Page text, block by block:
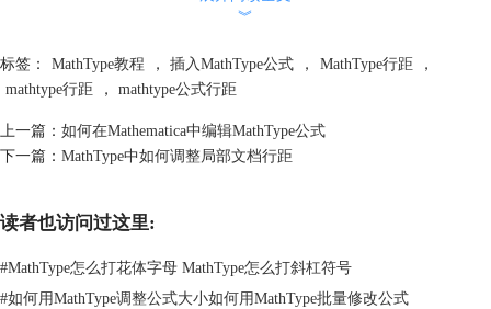
3.选中“无网格”，然后单击“确定”按钮，如下图所示：
︾
标签： MathType教程 ， 插入MathType公式 ， MathType行距
，
mathtype行距
， mathtype公式行距
上一篇： 如何在Mathematica中编辑MathType公式
下一篇： MathType中如何调整局部文档行距
读者也访问过这里:
#MathType怎么打花体字母 MathType怎么打斜杠符号
#如何用MathType调整公式大小如何用MathType批量修改公式